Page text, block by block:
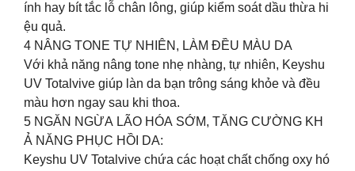
ính hay bít tắc lỗ chân lông, giúp kiểm soát dầu thừa hi
ệu quả.
4️ NÂNG TONE TỰ NHIÊN, LÀM ĐỀU MÀU DA
Với khả năng nâng tone nhẹ nhàng, tự nhiên, Keyshu
UV Totalvive giúp làn da bạn trông sáng khỏe và đều
màu hơn ngay sau khi thoa.
5️ NGĂN NGỪA LÃO HÓA SỚM, TĂNG CƯỜNG KH
Ả NĂNG PHỤC HỒI DA:
Keyshu UV Totalvive chứa các hoạt chất chống oxy hó